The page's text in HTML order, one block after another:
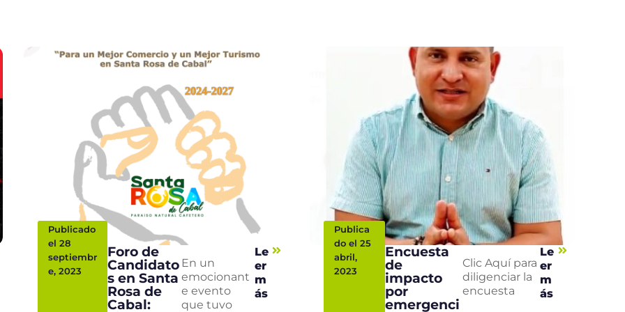
Publicado
el 28
septiembr
e, 2023
Foro de
Candidato
s en Santa
Rosa de
Cabal:
En un
emocionant
e evento
que tuvo
Le
er
m
ás
Publica
do el 25
abril,
2023
Encuesta
de
impacto
por
emergenci
Clic Aquí para
diligenciar la
encuesta
Le
er
m
ás